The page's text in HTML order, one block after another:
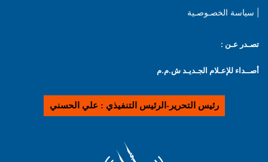
| سياسة الخصـوصـية
تصـدر عـن :
أصــداء للإعـلام الجـديـد ش.م.م
رئيس التحرير-الرئيس التنفيذي : علي الحسني